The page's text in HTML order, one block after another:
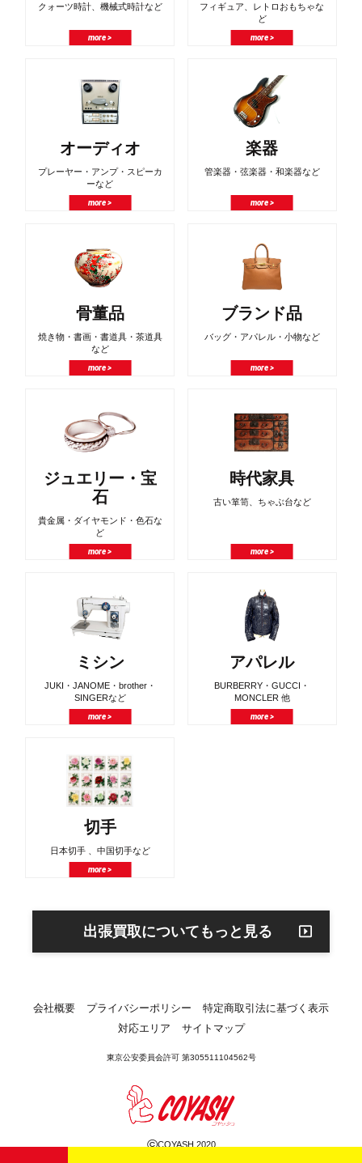
クォーツ時計、機械式時計など
more >
フィギュア、レトロおもちゃな
ど
more >
オーディオ
プレーヤー・アンプ・スピーカ
ーなど
more >
楽器
管楽器・弦楽器・和楽器など
more >
骨董品
焼き物・書画・書道具・茶道具
など
more >
ブランド品
バッグ・アパレル・小物など
more >
ジュエリー・宝
石
貴金属・ダイヤモンド・色石な
ど
more >
時代家具
古い箪笥、ちゃぶ台など
more >
ミシン
JUKI・JANOME・brother・
SINGERなど
more >
アパレル
BURBERRY・GUCCI・
MONCLER 他
more >
切手
日本切手 、中国切手など
more >
出張買取についてもっと見る
会社概要 プライバシーポリシー
特定商取引法に基づく表示
対応エリア
サイトマップ
東京公安委員会許可 第305511104562号
©COYASH 2020